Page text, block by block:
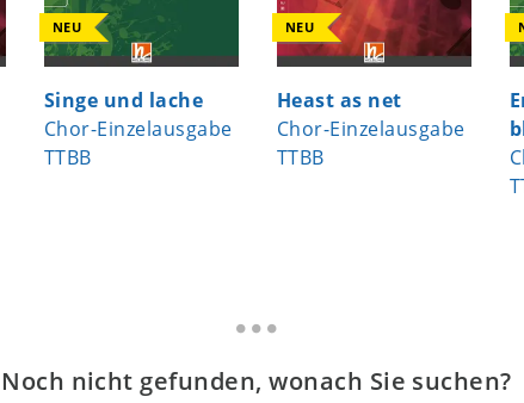
NEU
Singe und lache
Chor-Einzelausgabe
TTBB
NEU
Heast as net
Chor-Einzelausgabe
TTBB
Noch nicht gefunden, wonach Sie suchen?